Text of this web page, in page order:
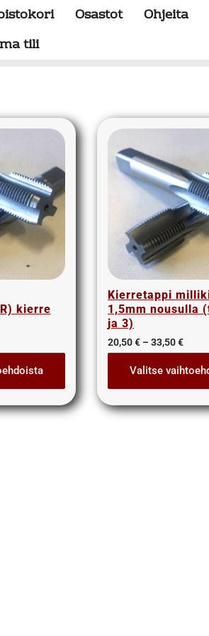
Osastot Ohjeita
tili
kierre
Kierretappi
1,5mm nousulla
ja 3)
20,50€ – 33,50€
Valitse